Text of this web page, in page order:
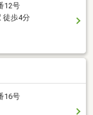
12号
徒歩4分
16号